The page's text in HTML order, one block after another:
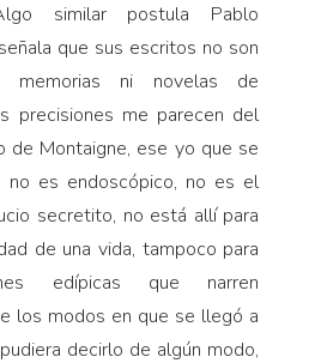
similar postula Pablo
que sus escritos no son
memorias ni novelas de
precisiones me parecen del
de Montaigne, ese yo que se
no es endoscópico, no es el
secretito, no está allí para
de una vida, tampoco para
edípicas que narren
los modos en que se llegó a
decirlo de algún modo,